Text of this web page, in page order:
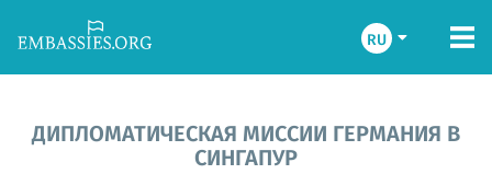
RU
ДИПЛОМАТИЧЕСКАЯ МИССИИ ГЕРМАНИЯ В
СИНГАПУР